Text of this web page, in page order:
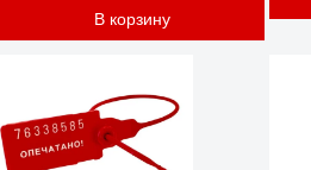
В корзину